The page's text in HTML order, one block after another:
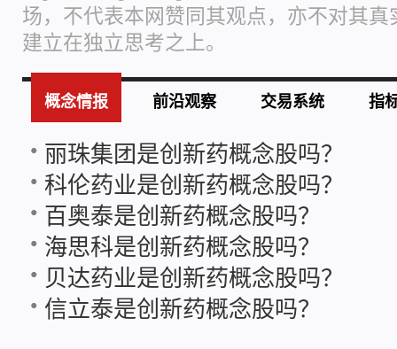
场，不代表本网赞同其观点，亦不对其
建立在独立思考之上。
概念情报 前沿观察 交易系统 指
丽珠集团是创新药概念股吗？
科伦药业是创新药概念股吗？
百奥泰是创新药概念股吗？
海思科是创新药概念股吗？
贝达药业是创新药概念股吗？
信立泰是创新药概念股吗？